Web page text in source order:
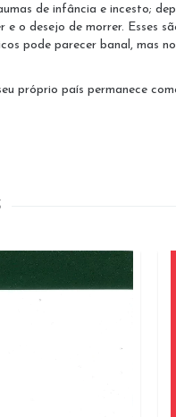
de infância e incesto;
o desejo de morrer. Esses
pode parecer banal, mas
próprio país permanece